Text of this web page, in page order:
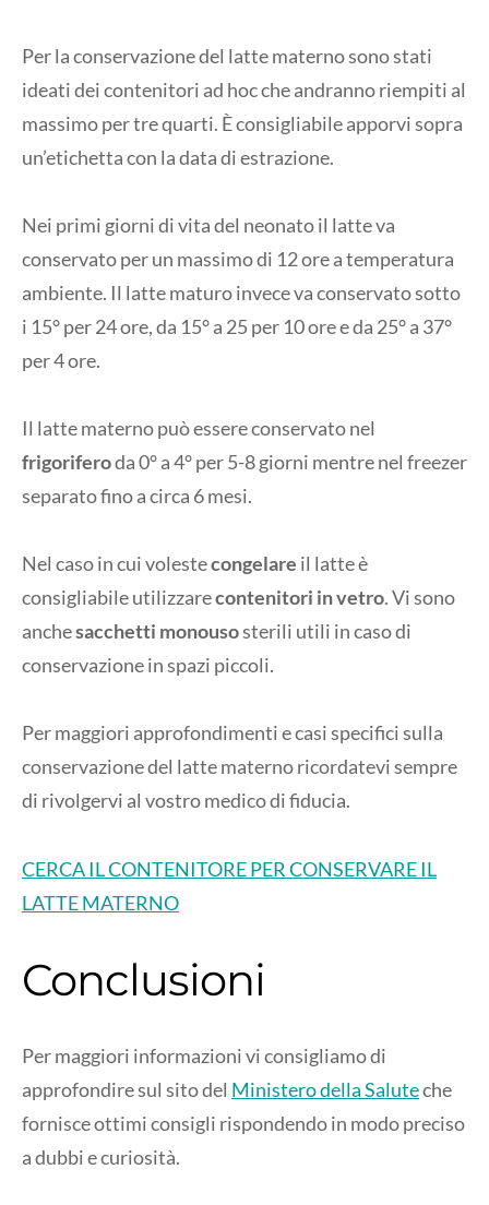
Per la conservazione del latte materno sono stati
ideati dei contenitori ad hoc che andranno riempiti al
massimo per tre quarti. È consigliabile apporvi sopra
un’etichetta con la data di estrazione.
Nei primi giorni di vita del neonato il latte va
conservato per un massimo di 12 ore a temperatura
ambiente. Il latte maturo invece va conservato sotto
i 15° per 24 ore, da 15° a 25 per 10 ore e da 25° a 37°
per 4 ore.
Il latte materno può essereconservato nel
frigoriferoda 0° a 4° per 5-8 giorni mentre nel freezer
separato fino a circa 6 mesi.
Nel caso in cui volestecongelare il latte è
consigliabile utilizzarecontenitori in vetro.Vi sono
anchesacchetti monousosterili utili in caso di
conservazione in spazi piccoli.
Per maggiori approfondimenti e casi specifici sulla
conservazione del latte materno ricordatevi sempre
di rivolgervi al vostro medico di fiducia.
CERCA IL CONTENITORE PER CONSERVARE IL
LATTE MATERNO
Conclusioni
Per maggiori informazioni vi consigliamo di
approfondire sul sito del Ministero della Saluteche
fornisce ottimi consigli rispondendo in modo preciso
a dubbi e curiosità.